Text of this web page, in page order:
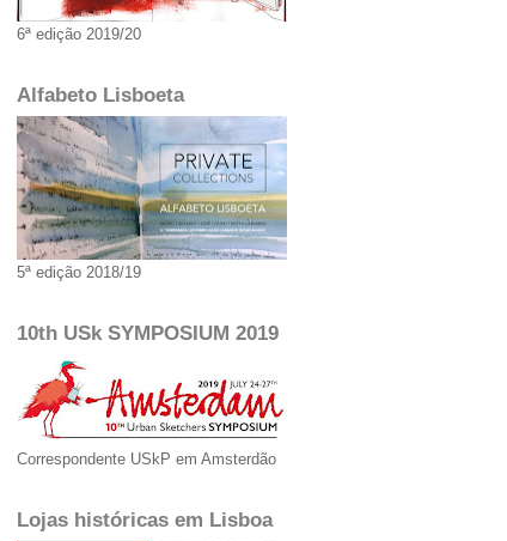
6ª edição 2019/20
Alfabeto Lisboeta
5ª edição 2018/19
10th USk SYMPOSIUM 2019
Correspondente USkP em Amsterdão
Lojas históricas em Lisboa